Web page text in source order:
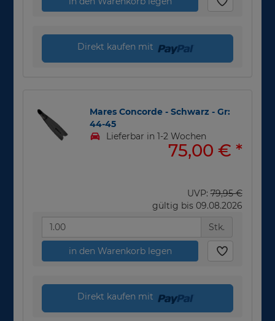
Direkt kaufen mit
Mares Concorde - Schwarz - Gr:
44-45
Lieferbar in 1-2 Wochen
75,00 € *
UVP:79,95 €
gültig bis 09.08.2026
Stk.
in den Warenkorb legen
Direkt kaufen mit